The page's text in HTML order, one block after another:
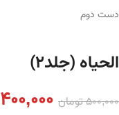
دست دوم
الحیاه (جلد۲)
500,000تومان 400,000